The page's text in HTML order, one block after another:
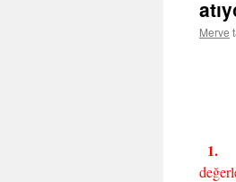
Merve
1.